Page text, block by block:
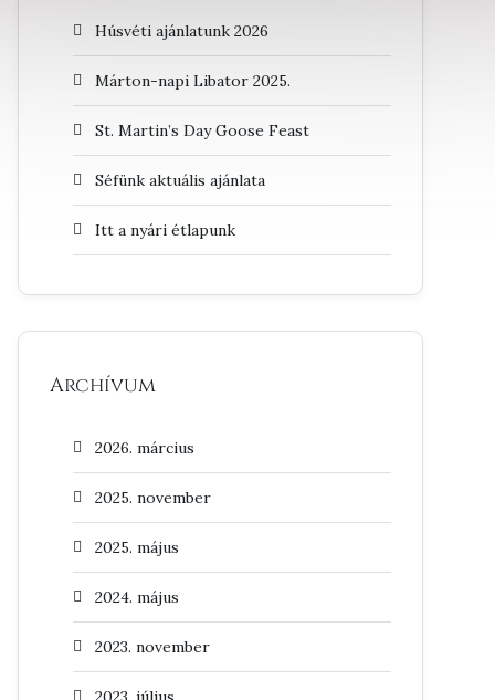
Húsvéti ajánlatunk 2026
Márton-napi Libator 2025.
St. Martin’s Day Goose Feast
Séfünk aktuális ajánlata
Itt a nyári étlapunk
Archívum
2026. március
2025. november
2025. május
2024. május
2023. november